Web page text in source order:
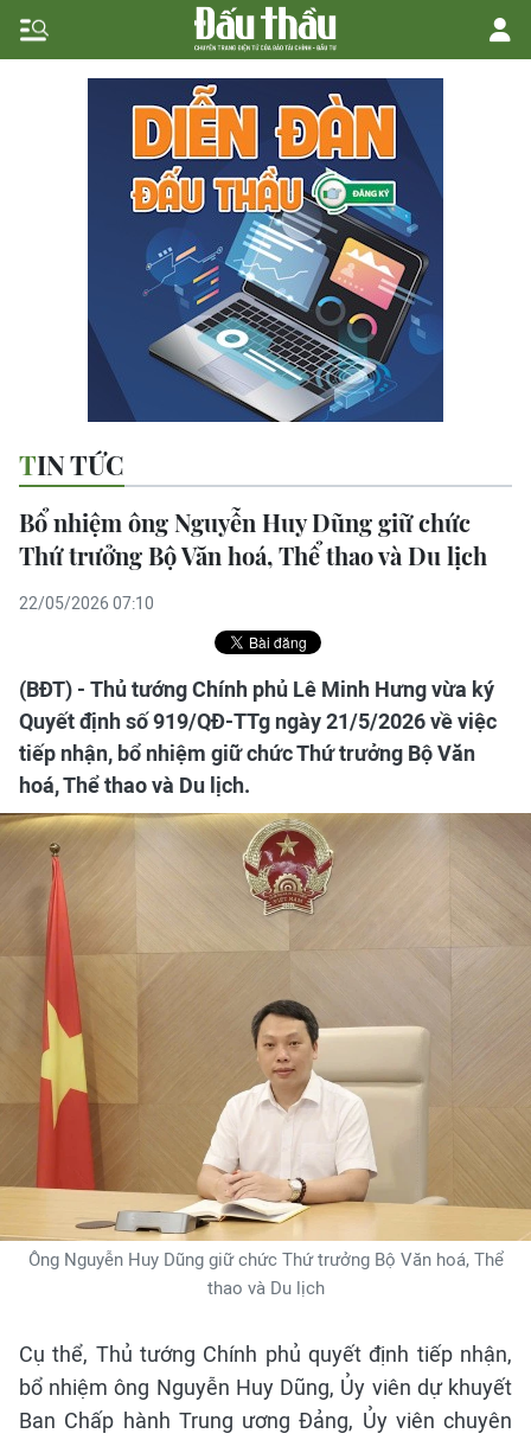
TIN TỨC
Bổ nhiệm ông Nguyễn Huy Dũng giữ chức
Thứ trưởng Bộ Văn hoá, Thể thao và Du lịch
22/05/2026 07:10
(BĐT) - Thủ tướng Chính phủ Lê Minh Hưng vừa ký
Quyết định số 919/QĐ-TTg ngày 21/5/2026 về việc
tiếp nhận, bổ nhiệm giữ chức Thứ trưởng Bộ Văn
hoá, Thể thao và Du lịch.
Ông Nguyễn Huy Dũng giữ chức Thứ trưởng Bộ Văn hoá, Thể
thao và Du lịch
Cụ thể, Thủ tướng Chính phủ quyết định tiếp nhận,
bổ nhiệm ông Nguyễn Huy Dũng, Ủy viên dự khuyết
Ban Chấp hành Trung ương Đảng, Ủy viên chuyên